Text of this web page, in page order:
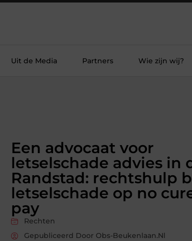
Uit de Media Partners Wie zijn wij?
Een advocaat voor
letselschade advies in
Randstad: rechtshulp
letselschade op no
pay
Rechten
Gepubliceerd Door Obs-Beukenlaan.nl